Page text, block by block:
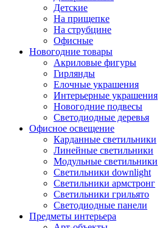
Детские
На прищепке
На струбцине
Офисные
Новогодние товары
Акриловые фигуры
Гирлянды
Елочные украшения
Интерьерные украшения
Новогодние подвесы
Светодиодные деревья
Офисное освещение
Карданные светильники
Линейные светильники
Модульные светильники
Светильники downlight
Светильники армстронг
Светильники грильято
Светодиодные панели
Предметы интерьера